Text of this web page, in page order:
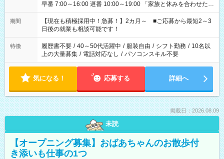
早番 7:00～16:00 遅番 10:00～19:00 「家族と休みを合わせた
い」 「余裕を持って夕飯の準備がしたい」 「できれば残業はし
たくない」 など、ご希望を教えてくださいね。 ※Wワーク希望
の方へ 今ご覧のお仕事で希望する勤務時間と、もう1つのお仕事
の勤務時間。 合計で週40時間を超える場合は応募できません。
期間
【現在も積極採用中！急募！】2カ月～ ■ご応募から最短2～3
日後の就業も相談可能です！
特徴 履歴書不要 / 40～50代活躍中 / 服装自由 / シフト勤務 / 10名以
上の大量募集 / 電話対応なし / パソコンスキル不要
気になる！ 応募する 詳細へ
掲載日：2026.08.09
未読
【オープニング募集】おばあちゃんのお散歩付
き添いも仕事の1つ